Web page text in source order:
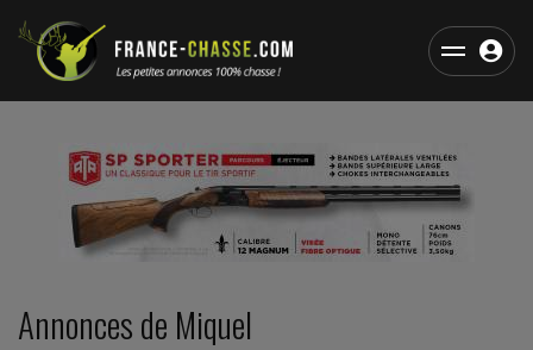
Annonces de Miquel